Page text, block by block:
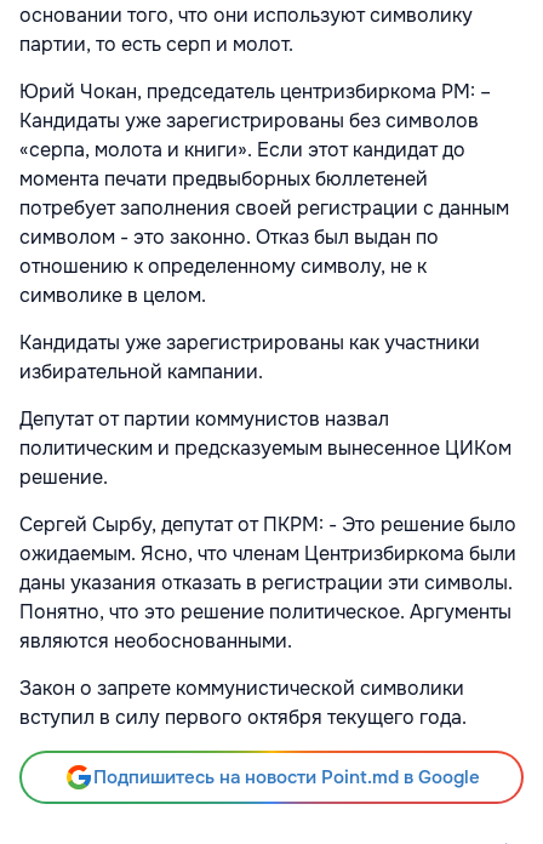
основании того, что они используют символику
партии, то есть серп и молот.
Юрий Чокан, председатель центризбиркома РМ: –
Кандидаты уже зарегистрированы без символов
«серпа, молота и книги». Если этот кандидат до
момента печати предвыборных бюллетеней
потребует заполнения своей регистрации с данным
символом - это законно. Отказ был выдан по
отношению к определенному символу, не к
символике в целом.
Кандидаты уже зарегистрированы как участники
избирательной кампании.
Депутат от партии коммунистов назвал
политическим и предсказуемым вынесенное ЦИКом
решение.
Сергей Сырбу, депутат от ПКРМ: - Это решение было
ожидаемым. Ясно, что членам Центризбиркома были
даны указания отказать в регистрации эти символы.
Понятно, что это решение политическое. Аргументы
являются необоснованными.
Закон о запрете коммунистической символики
вступил в силу первого октября текущего года.
Подпишитесь на новости Point.md в Google